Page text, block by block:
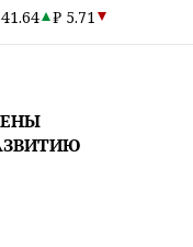
₽ 5.71